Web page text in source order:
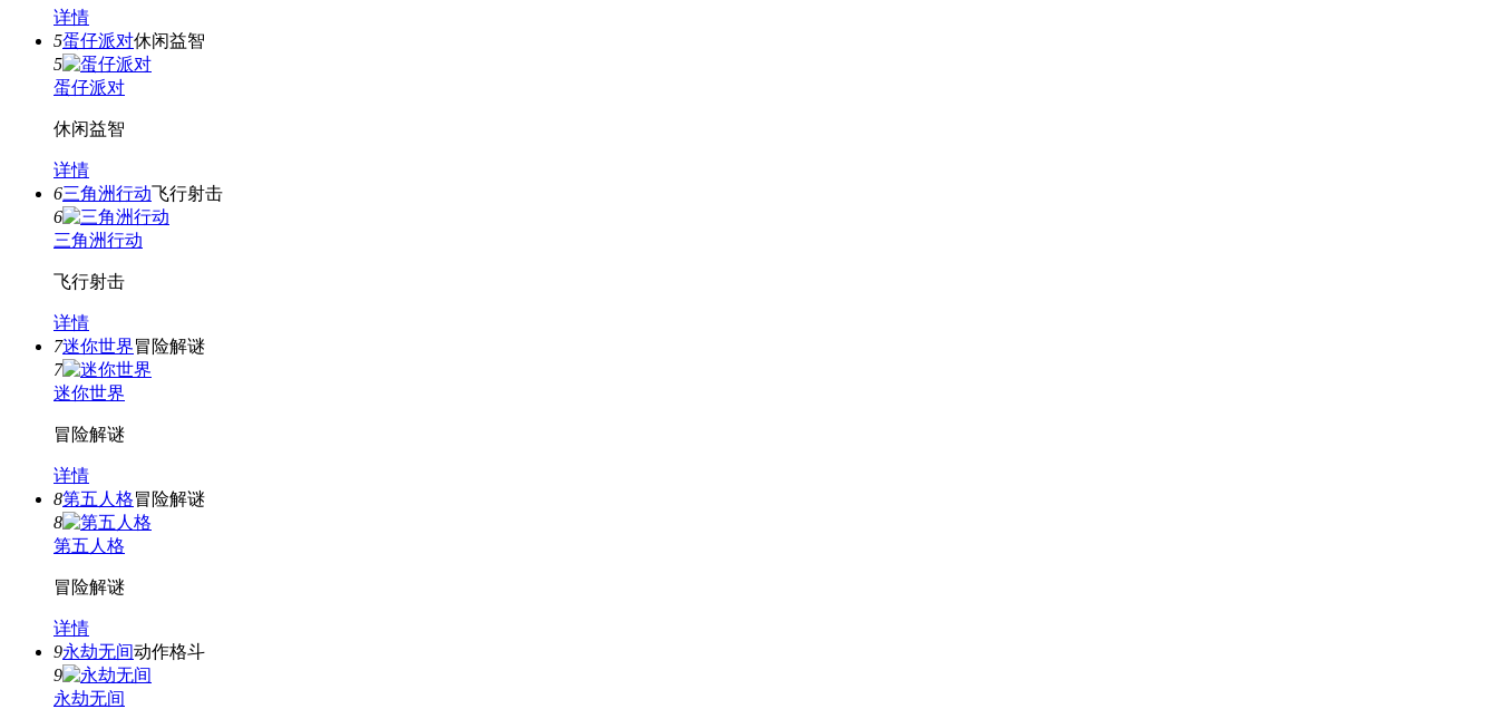
详情
5蛋仔派对休闲益智
5
蛋仔派对
休闲益智
详情
6三角洲行动飞行射击
6
三角洲行动
飞行射击
详情
7迷你世界冒险解谜
7
迷你世界
冒险解谜
详情
8第五人格冒险解谜
8
第五人格
冒险解谜
详情
9永劫无间动作格斗
9
永劫无间